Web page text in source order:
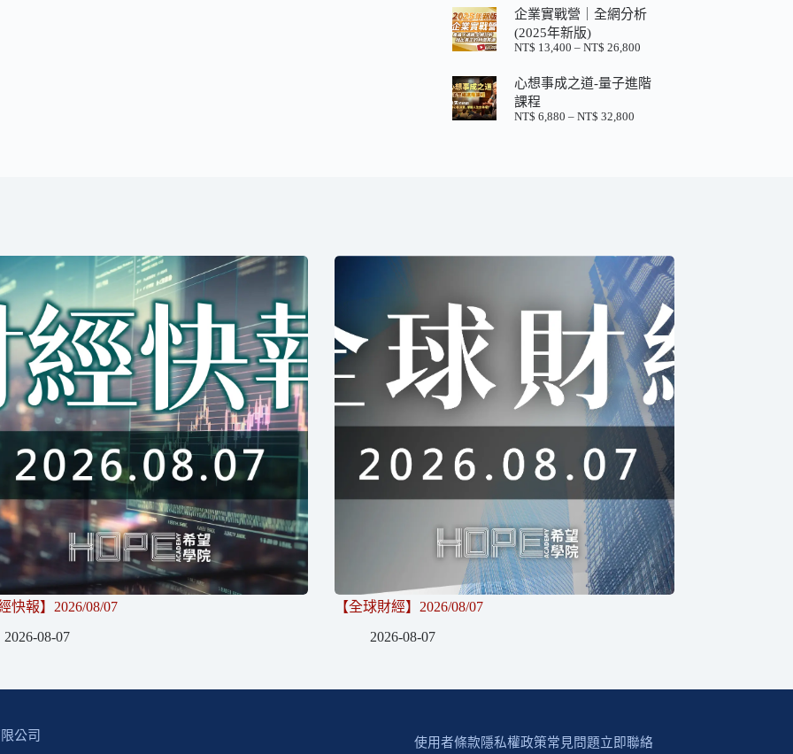
範
圍：
到
企業實戰營｜全網分析
(2025年新版)
NT$ 13,400 – NT$ 26,800
範
心想事成之道-量子進階
課程
NT$ 6,880 – NT$ 32,800
快報】2026/08/07
2026-08-07
【全球財經】2026/08/07
2026-08-07
公司 使用者條款隱私權政策常見問題立即聯絡